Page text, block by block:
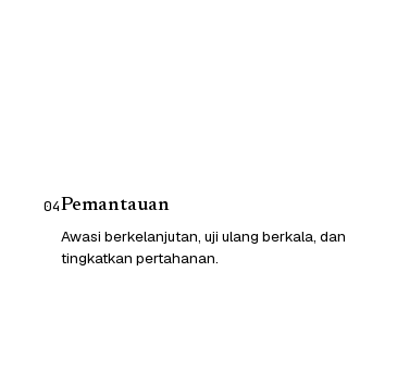
04Pemantauan
Awasi berkelanjutan, uji ulang berkala, dan
tingkatkan pertahanan.